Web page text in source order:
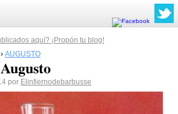
aquí? ¡Propón tu blog!
› AUGUSTO
por Elinfiernodebarbusse